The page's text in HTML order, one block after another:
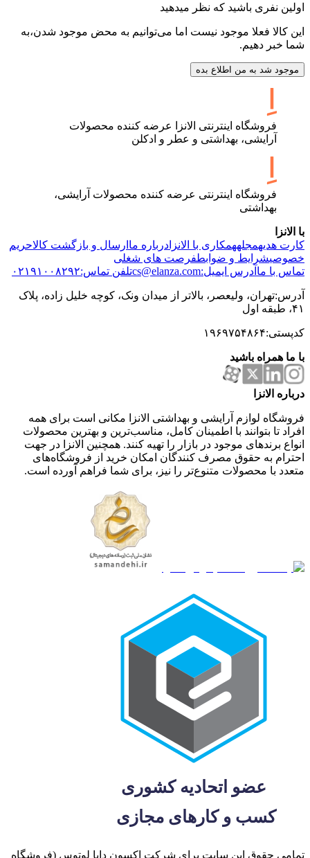
اولین نفری باشید که نظر میدهید
این کالا فعلا موجود نیست اما می‌توانیم به محض موجود شدن،به
شما خبر دهیم.
موجود شد به من اطلاع بده
فروشگاه اینترنتی الانزا عرضه کننده محصولات
آرایشی، بهداشتی و عطر و ادکلن
فروشگاه اینترنتی عرضه کننده محصولات آرایشی،
بهداشتی
با الانزا
کارت هدیهمجلههمکاری با الانزا درباره ما ارسال و بازگشت کالاحریم
خصوصیشرایط و ضوابطفرصت های شغلی
تماس با ما آدرس ایمیل:cs@elanza.com تلفن تماس:۰۲۱۹۱۰۰۸۲۹۲
آدرس:تهران، ولیعصر، بالاتر از میدان ونک، کوچه خلیل زاده، پلاک
۴۱، طبقه اول
کدپستی:۱۹۶۹۷۵۴۸۶۴
با ما همراه باشید
درباره الانزا
فروشگاه لوازم آرایشی و بهداشتی الانزا مکانی است برای همه
افراد تا بتوانند با اطمینان کامل، مناسب‌ترین و بهترین محصولات
انواع برندهای موجود در بازار را تهیه کنند. همچنین الانزا در جهت
احترام به حقوق مصرف کنندگان امکان خرید از فروشگاه‌های
متعدد با محصولات متنوع‌تر را نیز، برای شما فراهم آورده است.
تمامی حقوق این سایت برای شرکت اکسون دایا لوتوس (فروشگاه